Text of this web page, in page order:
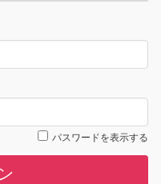
パスワードを表示する